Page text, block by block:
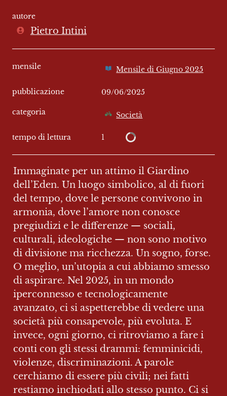
autore
Pietro Intini
mensile Mensile di Giugno 2025
pubblicazione 09/06/2025
categoria Società
tempo di lettura 1
Immaginate per un attimo il Giardino
dell’Eden. Un luogo simbolico, al di fuori
del tempo, dove le persone convivono in
armonia, dove l’amore non conosce
pregiudizi e le differenze — sociali,
culturali, ideologiche — non sono motivo
di divisione ma ricchezza. Un sogno, forse.
O meglio, un’utopia a cui abbiamo smesso
di aspirare. Nel 2025, in un mondo
iperconnesso e tecnologicamente
avanzato, ci si aspetterebbe di vedere una
società più consapevole, più evoluta. E
invece, ogni giorno, ci ritroviamo a fare i
conti con gli stessi drammi: femminicidi,
violenze, discriminazioni. A parole
cerchiamo di essere più civili; nei fatti
restiamo inchiodati allo stesso punto. Ci si